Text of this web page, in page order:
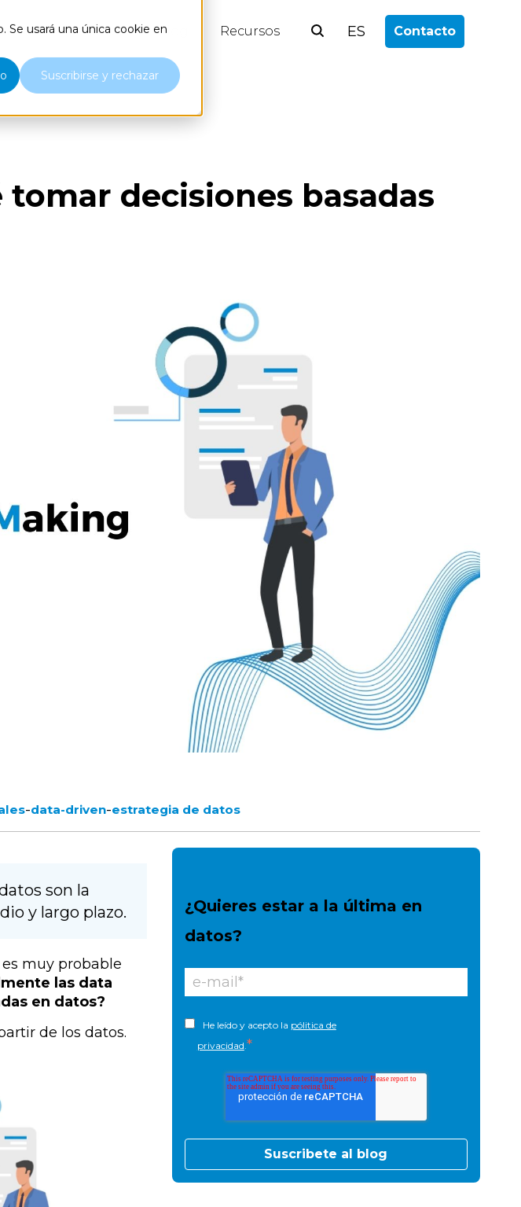
usará una única cookie en
Suscribirse y rechazar
Nosotros Blog Recursos ES Contacto
decisiones basadas
-data-driven-estrategia de datos
son la
y largo plazo.
muy probable
las data
en datos?
de los datos.
¿Quieres estar a la última en
datos?
He leído y acepto la pólitica de
privacidad *